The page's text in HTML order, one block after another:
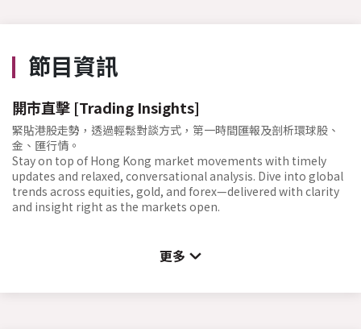
節目資訊
開市直擊 [Trading Insights]
緊貼港股走勢，透過輕鬆對談方式，第一時間匯報及剖析環球股、
金、匯行情。
Stay on top of Hong Kong market movements with timely
updates and relaxed, conversational analysis. Dive into global
trends across equities, gold, and forex—delivered with clarity
and insight right as the markets open.
更多